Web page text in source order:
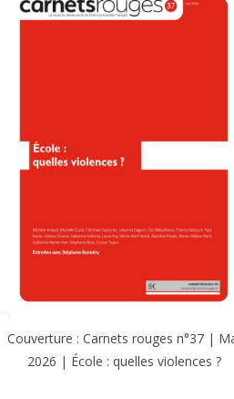
Couverture : Carnets rouges n°37 |
2026 | École : quelles violences ?